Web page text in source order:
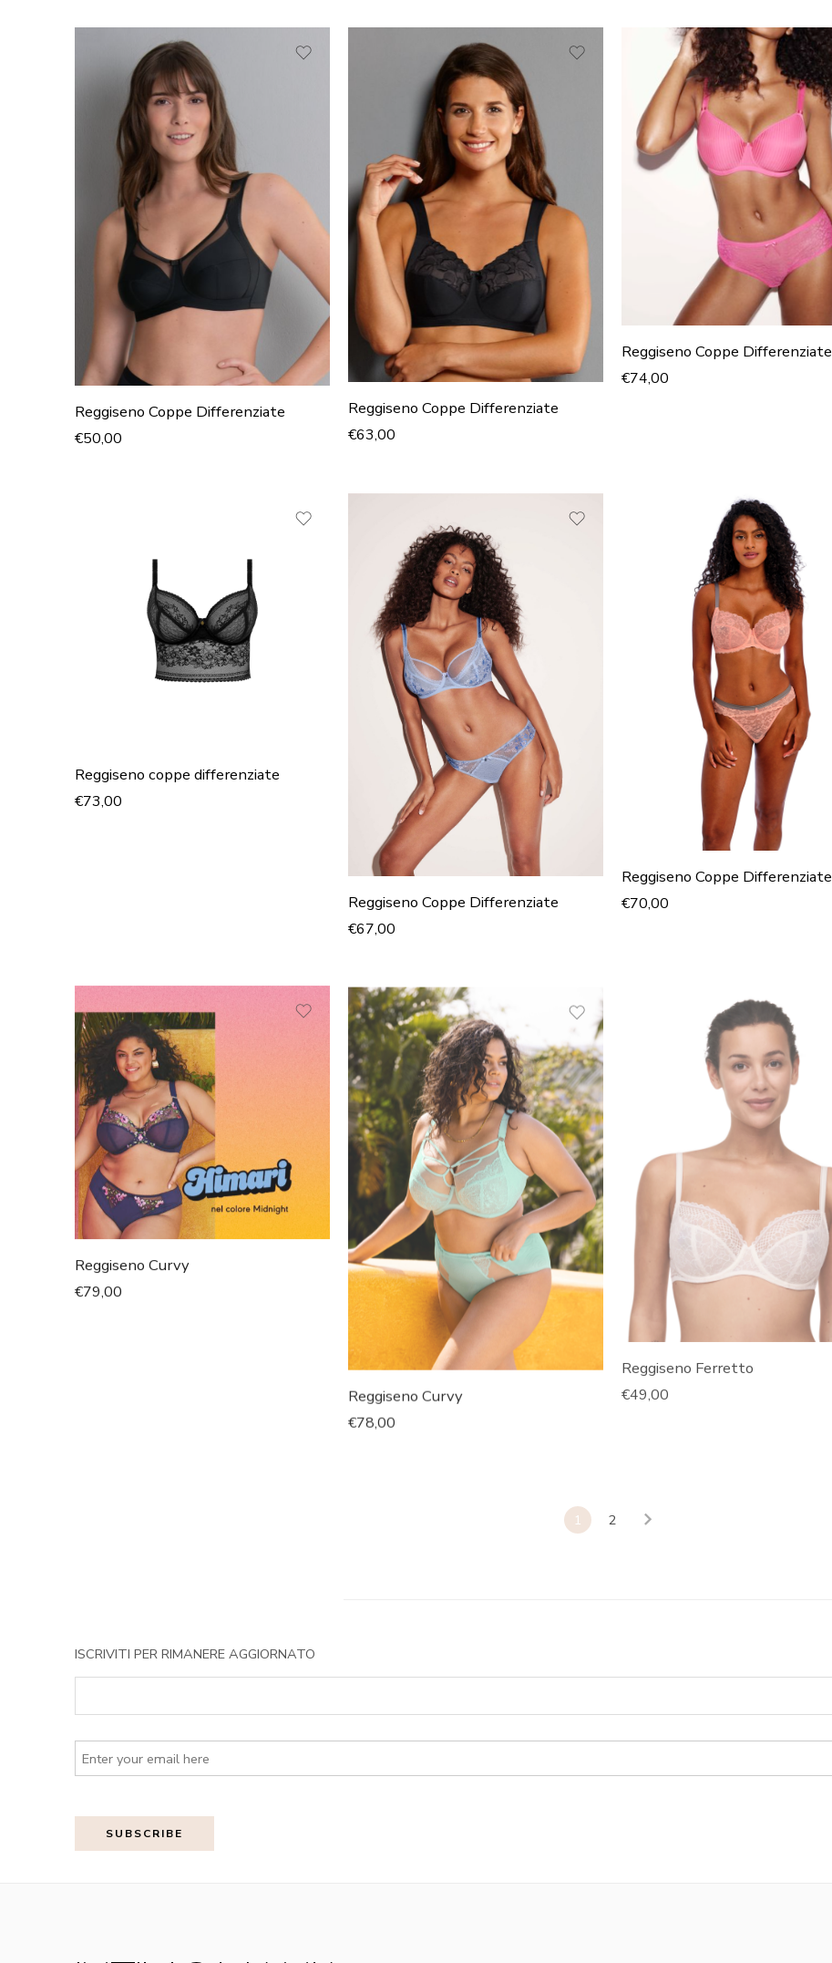
Reggiseno Coppe Differenziate
€50,00
Reggiseno Coppe Differenziate
€63,00
Reggiseno Coppe Differenziate
€74,00
Reggiseno coppe differenziate
€73,00
Reggiseno Coppe Differenziate
€67,00
Reggiseno Coppe Differenziate
€70,00
Reggiseno Curvy
€79,00
Reggiseno Curvy
€78,00
Reggiseno Ferretto
€49,00
1 2
ISCRIVITI PER RIMANERE AGGIORNATO